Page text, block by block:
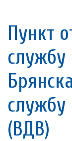
Пункт
службу
службу
(ВДВ)